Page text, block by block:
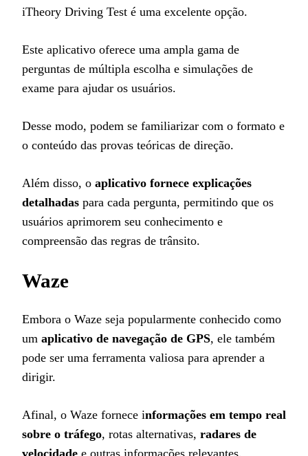
iTheory Driving Test é uma excelente opção.
Este aplicativo oferece uma ampla gama de
perguntas de múltipla escolha e simulações de
exame para ajudar os usuários.
Desse modo, podem se familiarizar com o formato e
o conteúdo das provas teóricas de direção.
Além disso, o aplicativo fornece explicações
detalhadas para cada pergunta, permitindo que os
usuários aprimorem seu conhecimento e
compreensão das regras de trânsito.
Waze
Embora o Waze seja popularmente conhecido como
um aplicativo de navegação de GPS, ele também
pode ser uma ferramenta valiosa para aprender a
dirigir.
Afinal, o Waze fornece informações em tempo real
sobre o tráfego, rotas alternativas, radares de
velocidade e outras informações relevantes.